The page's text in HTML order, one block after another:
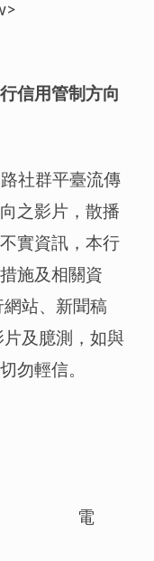
信用管制方向
社群平臺流傳
之影片，散播
實資訊，本行
施及相關資
站、新聞稿
及臆測，如與
勿輕信。
放科 電